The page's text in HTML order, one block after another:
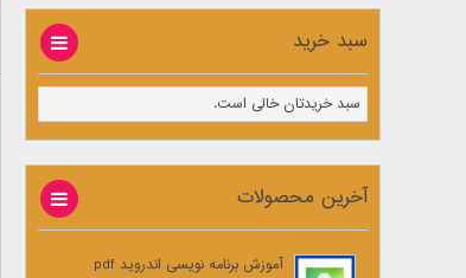
سبد خرید
سبد خریدتان خالی است.
آخرین محصولات
آموزش برنامه نویسی اندروید pdf